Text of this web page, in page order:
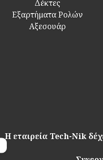
Δέκτες
Εξαρτήματα Ρολών
Αξεσουάρ
Η εταιρεία Tech-Nik